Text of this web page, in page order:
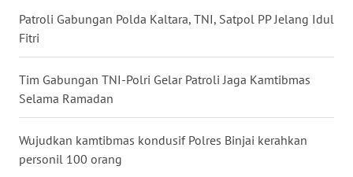
Patroli Gabungan Polda Kaltara, TNI, Satpol PP Jelang Idul
Fitri
Tim Gabungan TNI-Polri Gelar Patroli Jaga Kamtibmas
Selama Ramadan
Wujudkan kamtibmas kondusif Polres Binjai kerahkan
personil 100 orang
WN
DAIRI
WN
DANAU
TOBA
WN